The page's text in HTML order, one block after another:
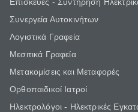
Συνεργεία Αυτοκινήτων
Λογιστικά Γραφεία
Μεσιτικά Γραφεία
Μετακομίσεις και Μεταφορές
Ορθοπαιδικοί Ιατροί
Ηλεκτρολόγοι - Ηλεκτρικές